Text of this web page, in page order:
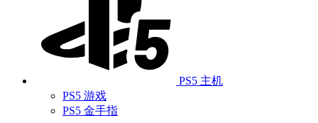
PS5 主机
PS5 游戏
PS5 金手指